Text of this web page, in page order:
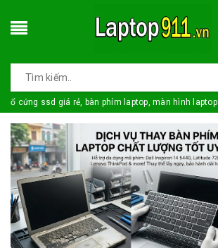
ổ cứng ssd giá rẻ, bàn phím laptop, màn hình laptop